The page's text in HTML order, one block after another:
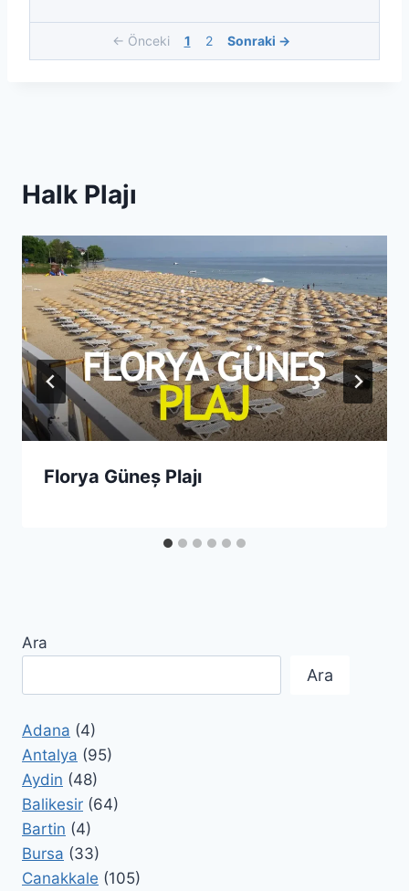
← Önceki 1 2 Sonraki →
Halk Plajı
Florya Güneș Plajı
Ara
Ara
Adana (4)
Antalya (95)
Aydin (48)
Balikesir (64)
Bartin (4)
Bursa (33)
Canakkale (105)